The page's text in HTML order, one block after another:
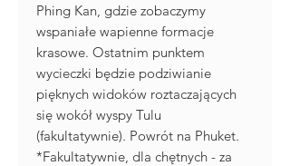
Phing Kan, gdzie zobaczymy
wspaniałe wapienne formacje
krasowe. Ostatnim punktem
wycieczki będzie podziwianie
pięknych widoków roztaczających
się wokół wyspy Tulu
(fakultatywnie). Powrót na Phuket.
*Fakultatywnie, dla chętnych - za